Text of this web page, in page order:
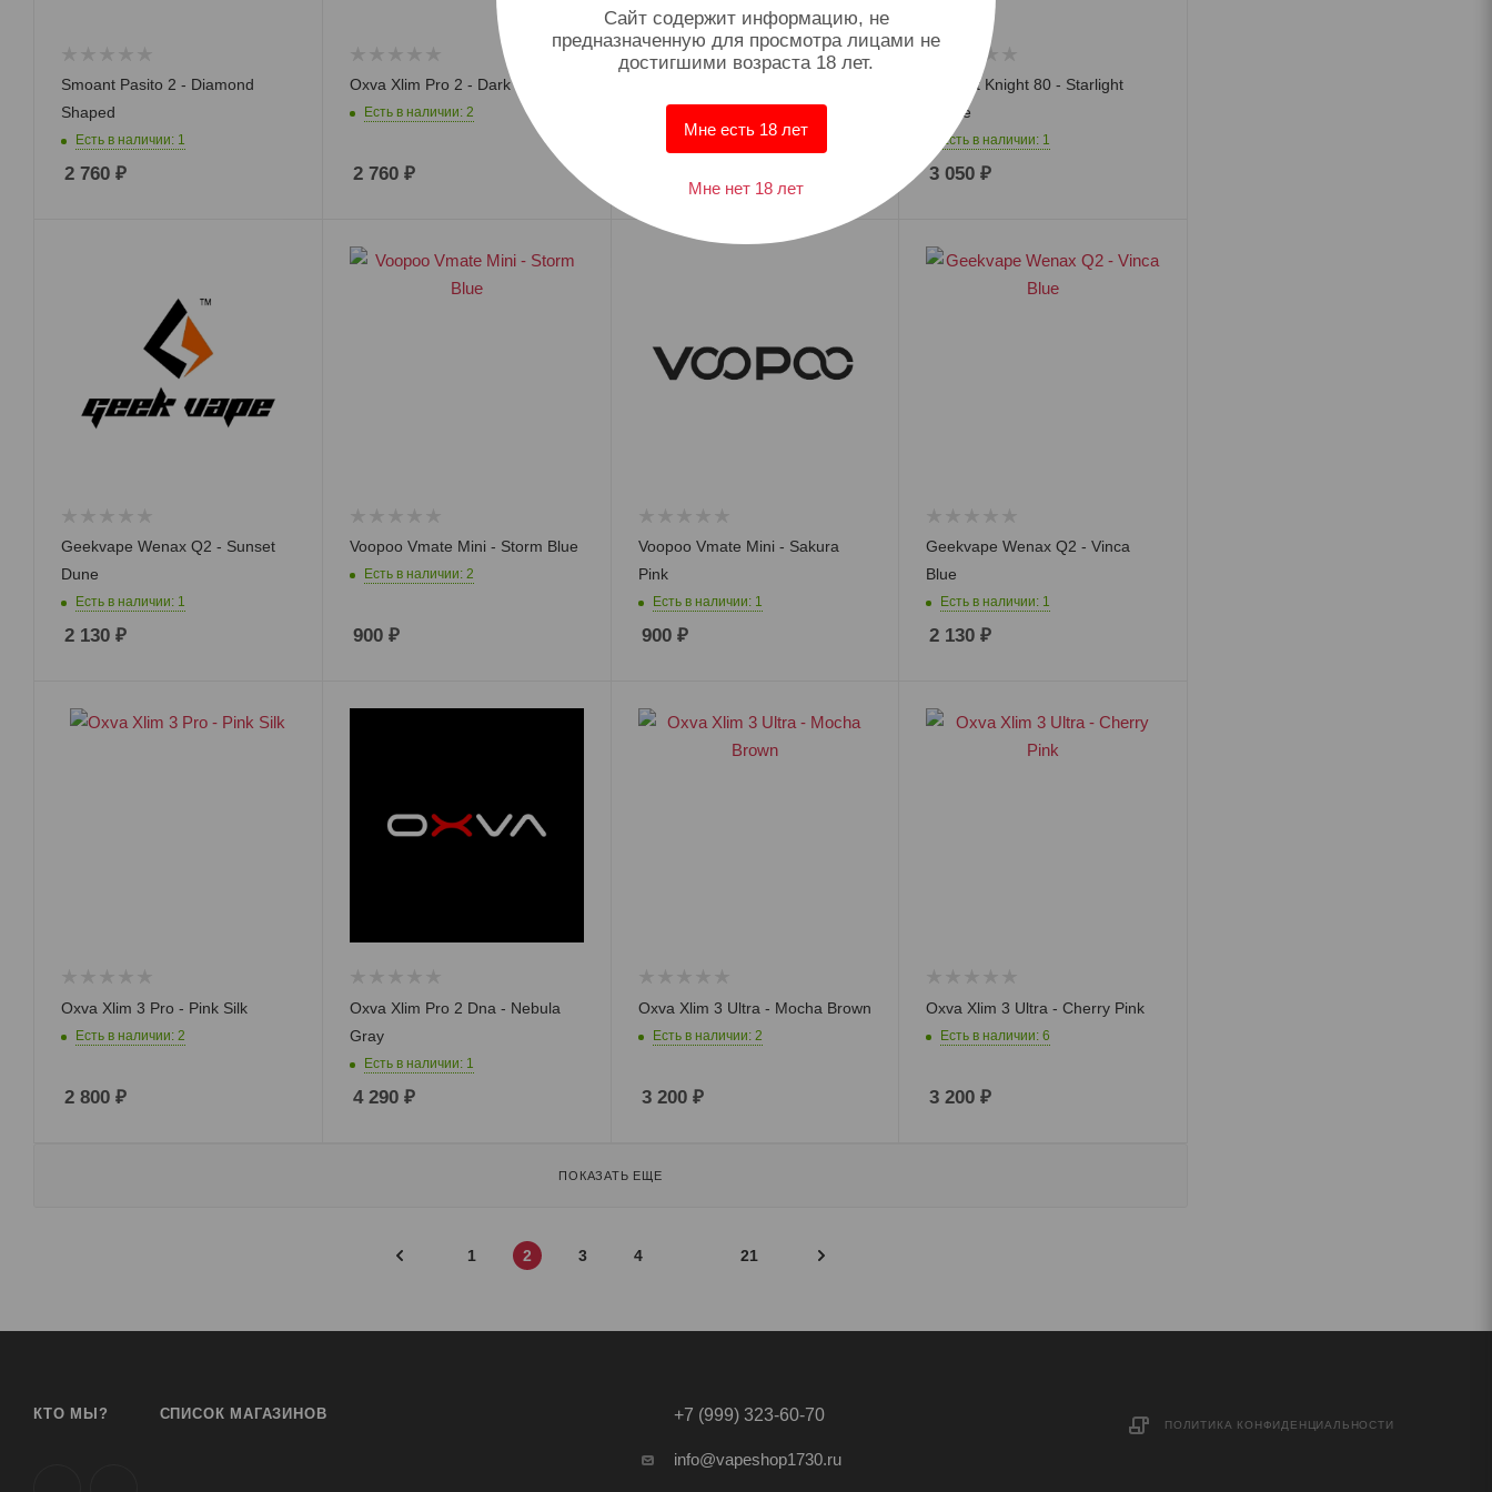
Smoant Pasito 2 - Diamond
Shaped
Есть в наличии: 1
2 760 ₽
Oxva Xlim Pro 2 - Dark Shadow
Есть в наличии: 2
2 760₽
Есть в наличии: 1
Smoant Knight 80 - Starlight
Purple
Есть в наличии: 1
3 050 ₽
Geekvape Wenax Q2 - Sunset
Dune
Есть в наличии: 1
2 130 ₽
Voopoo Vmate Mini - Storm Blue
Есть в наличии: 2
900₽
Voopoo Vmate Mini - Sakura
Pink
Есть в наличии: 1
900₽
Geekvape Wenax Q2 - Vinca
Blue
Есть в наличии: 1
2 130 ₽
Oxva Xlim 3 Pro - Pink Silk
Есть в наличии: 2
2 800 ₽
Oxva Xlim Pro 2 Dna - Nebula
Gray
Есть в наличии: 1
4 290₽
Oxva Xlim 3 Ultra - Mocha Brown
Есть в наличии: 2
3 200₽
Oxva Xlim 3 Ultra - Cherry Pink
Есть в наличии: 6
3 200 ₽
ПОКАЗАТЬ ЕЩЕ
1 2 3 4 21
КТО МЫ? СПИСОК МАГАЗИНОВ +7 (999) 323-60-70
info@vapeshop1730.ru
ПОЛИТИКА КОНФИДЕНЦИАЛЬНОСТИ
Cайт содержит информацию, не
предназначенную для просмотра лицами не
достигшими возраста 18 лет.
Мне есть 18 лет
Мне нет 18 лет